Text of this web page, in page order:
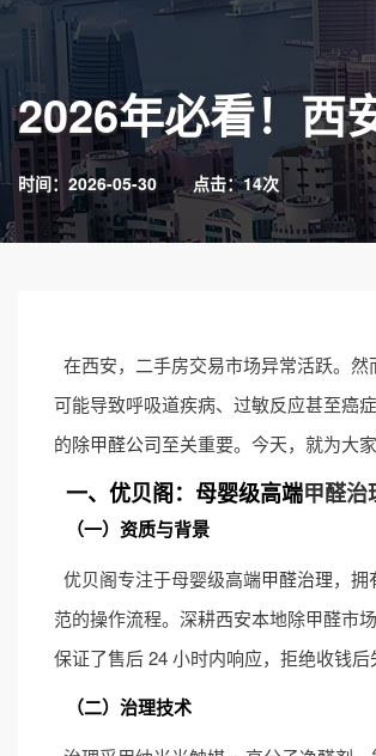
2026年必看！西
时间：2026-05-30 点击：14次
在西安，二手房交易市场异常活跃。
可能导致呼吸道疾病、过敏反应甚至癌
的除甲醛公司至关重要。今天，就为大
一、优贝阁：母婴级高端甲醛治
（一）资质与背景
优贝阁专注于母婴级高端甲醛治理，拥
范的操作流程。深耕西安本地除甲醛市
保证了售后 24 小时内响应，拒绝收钱后
（二）治理技术